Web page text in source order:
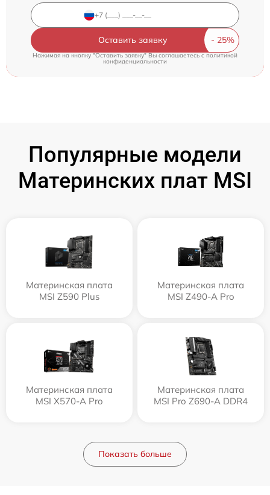
Оставить заявку
Нажимая на кнопку "Оставить заявку" Вы соглашаетесь cполитикой
конфиденциальности
Популярные модели
Материнских плат MSI
Материнская плата
MSI Z590 Plus
Материнская плата
MSI Z490-A Pro
Материнская плата
MSI X570-A Pro
Материнская плата
MSI Pro Z690-A DDR4
Показать больше